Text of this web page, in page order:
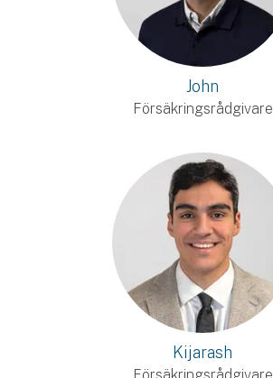
John
Försäkringsrådgivare
Kijarash